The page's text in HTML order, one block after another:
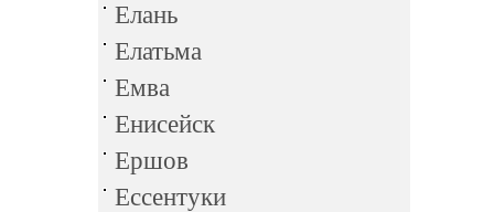
Елань
Елатьма
Емва
Енисейск
Ершов
Ессентуки